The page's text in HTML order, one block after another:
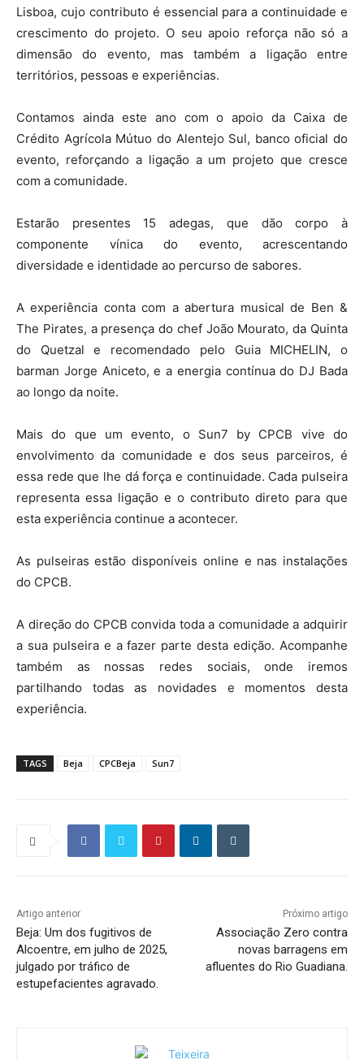
Lisboa, cujo contributo é essencial para a continuidade e
crescimento do projeto. O seu apoio reforça não só a
dimensão do evento, mas também a ligação entre
territórios, pessoas e experiências.
Contamos ainda este ano com o apoio da Caixa de
Crédito Agrícola Mútuo do Alentejo Sul, banco oficial do
evento, reforçando a ligação a um projeto que cresce
com a comunidade.
Estarão presentes 15 adegas, que dão corpo à
componente vínica do evento, acrescentando
diversidade e identidade ao percurso de sabores.
A experiência conta com a abertura musical de Ben &
The Pirates, a presença do chef João Mourato, da Quinta
do Quetzal e recomendado pelo Guia MICHELIN, o
barman Jorge Aniceto, e a energia contínua do DJ Bada
ao longo da noite.
Mais do que um evento, o Sun7 by CPCB vive do
envolvimento da comunidade e dos seus parceiros, é
essa rede que lhe dá força e continuidade. Cada pulseira
representa essa ligação e o contributo direto para que
esta experiência continue a acontecer.
As pulseiras estão disponíveis online e nas instalações
do CPCB.
A direção do CPCB convida toda a comunidade a adquirir
a sua pulseira e a fazer parte desta edição. Acompanhe
também as nossas redes sociais, onde iremos
partilhando todas as novidades e momentos desta
experiência.
TAGS Beja CPCBeja Sun7
Artigo anterior
Beja: Um dos fugitivos de
Alcoentre, em julho de 2025,
julgado por tráfico de
estupefacientes agravado.
Próximo artigo
Associação Zero contra
novas barragens em
afluentes do Rio Guadiana.